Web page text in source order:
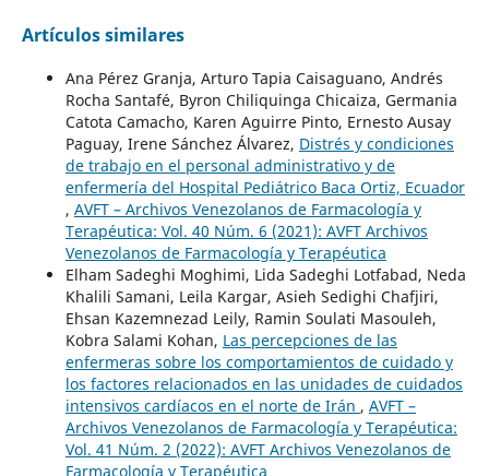
Artículos similares
Ana Pérez Granja, Arturo Tapia Caisaguano, Andrés
Rocha Santafé, Byron Chiliquinga Chicaiza, Germania
Catota Camacho, Karen Aguirre Pinto, Ernesto Ausay
Paguay, Irene Sánchez Álvarez, Distrés y condiciones
de trabajo en el personal administrativo y de
enfermería del Hospital Pediátrico Baca Ortiz, Ecuador
, AVFT – Archivos Venezolanos de Farmacología y
Terapéutica: Vol. 40 Núm. 6 (2021): AVFT Archivos
Venezolanos de Farmacología y Terapéutica
Elham Sadeghi Moghimi, Lida Sadeghi Lotfabad, Neda
Khalili Samani, Leila Kargar, Asieh Sedighi Chafjiri,
Ehsan Kazemnezad Leily, Ramin Soulati Masouleh,
Kobra Salami Kohan, Las percepciones de las
enfermeras sobre los comportamientos de cuidado y
los factores relacionados en las unidades de cuidados
intensivos cardíacos en el norte de Irán , AVFT –
Archivos Venezolanos de Farmacología y Terapéutica:
Vol. 41 Núm. 2 (2022): AVFT Archivos Venezolanos de
Farmacología y Terapéutica